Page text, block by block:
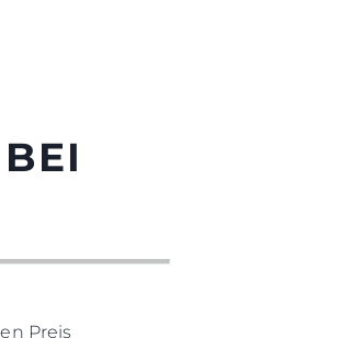
Preis